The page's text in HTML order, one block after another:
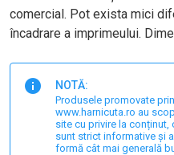
comercial. Pot exista mici
încadrare a imprimeului.
NOTĂ:
Produsele promovate
www.harnicuta.ro au
site cu privire la
sunt strict informative și
formă cât mai generală